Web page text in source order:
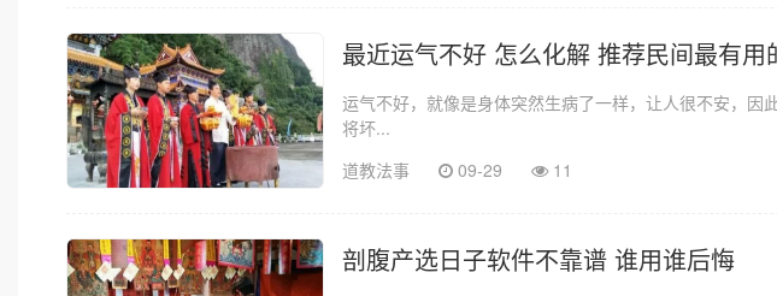
最近运气不好 怎么化解 推荐民间最有用
运气不好，就像是身体突然生病了一样，让人很不安，
将坏...
道教法事
09-29 11
剖腹产选日子软件不靠谱 谁用谁后悔